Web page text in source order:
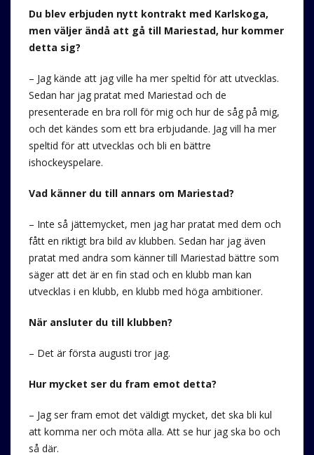
Du blev erbjuden nytt kontrakt med Karlskoga,
men väljer ändå att gå till Mariestad, hur kommer
detta sig?
– Jag kände att jag ville ha mer speltid för att utvecklas.
Sedan har jag pratat med Mariestad och de
presenterade en bra roll för mig och hur de såg på mig,
och det kändes som ett bra erbjudande. Jag vill ha mer
speltid för att utvecklas och bli en bättre
ishockeyspelare.
Vad känner du till annars om Mariestad?
– Inte så jättemycket, men jag har pratat med dem och
fått en riktigt bra bild av klubben. Sedan har jag även
pratat med andra som känner till Mariestad bättre som
säger att det är en fin stad och en klubb man kan
utvecklas i en klubb, en klubb med höga ambitioner.
När ansluter du till klubben?
– Det är första augusti tror jag.
Hur mycket ser du fram emot detta?
– Jag ser fram emot det väldigt mycket, det ska bli kul
att komma ner och möta alla. Att se hur jag ska bo och
så där.